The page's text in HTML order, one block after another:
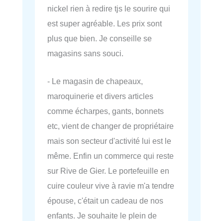
nickel rien à redire tjs le sourire qui
est super agréable. Les prix sont
plus que bien. Je conseille se
magasins sans souci.
- Le magasin de chapeaux,
maroquinerie et divers articles
comme écharpes, gants, bonnets
etc, vient de changer de propriétaire
mais son secteur d'activité lui est le
même. Enfin un commerce qui reste
sur Rive de Gier. Le portefeuille en
cuire couleur vive à ravie m'a tendre
épouse, c'était un cadeau de nos
enfants. Je souhaite le plein de